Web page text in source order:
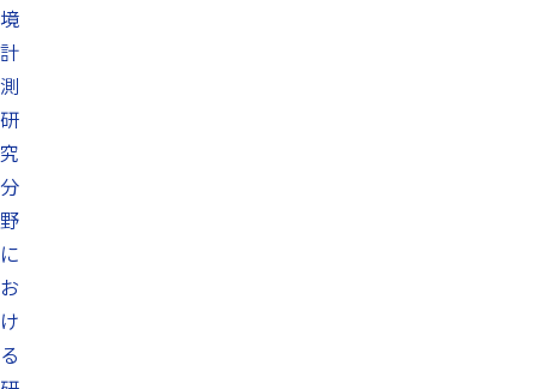
境
計
測
研
究
分
野
に
お
け
る